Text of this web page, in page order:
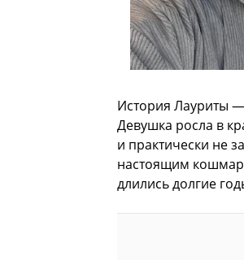
История Лауриты
Девушка росла в
и практически не
настоящим
длились долгие